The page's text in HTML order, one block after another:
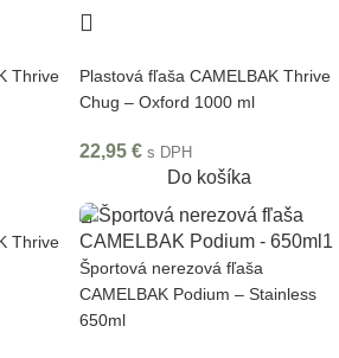
Thrive
Plastová fľaša CAMELBAK Thrive
Chug – Oxford 1000 ml
22,95 € s DPH
Do košíka
Thrive
Športová nerezová fľaša
CAMELBAK Podium – Stainless
650ml